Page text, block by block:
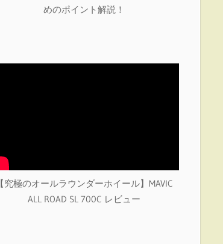
めのポイント解説！
【究極のオールラウンダーホイール】MAVIC
ALL ROAD SL 700C レビュー